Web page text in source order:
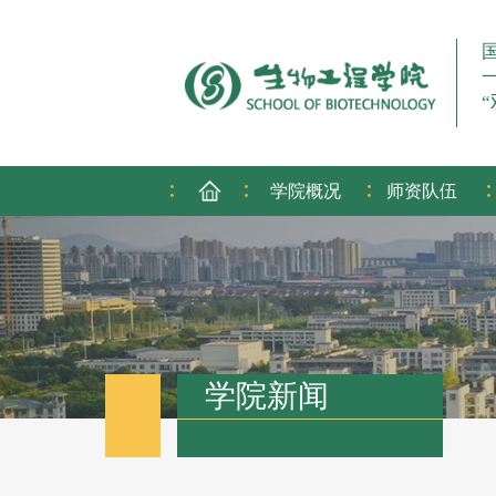
“
: : : :
学院概况 师资队伍
学院新闻